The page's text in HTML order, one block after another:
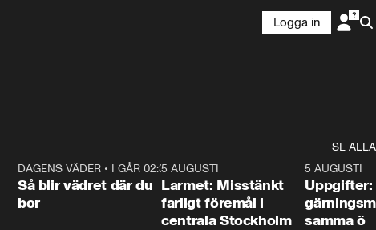
Logga in
SE ALLA
1:06
DAGENS VÄDER• I GÅR 02:30
Så blir vädret där du
bor
0:35
5 AUGUSTI
Larmet: Misstänkt
farligt föremål i
centrala Stockholm
5 AUGUSTI
Uppgifter:
samma ö